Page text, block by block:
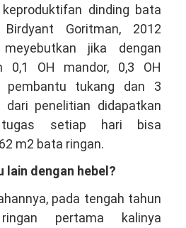
dinding bata
Goritman, 2012
jika dengan
0,1 OH mandor, 0,3 OH
pembantu tukang dan 3
penelitian didapatkan
setiap hari bisa
m2 bata ringan.
lain dengan hebel?
pada tengah tahun
pertama kalinya